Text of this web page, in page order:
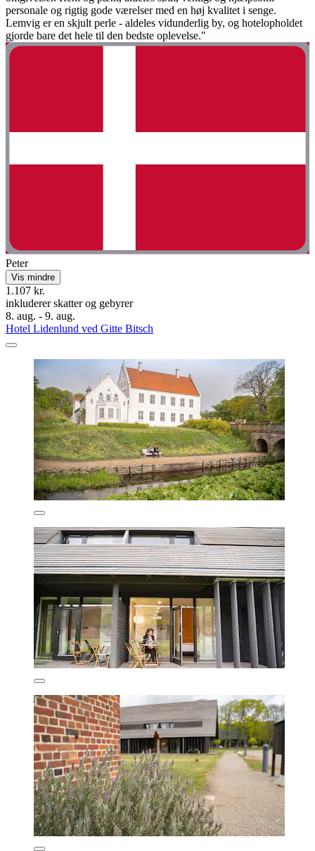
personale og rigtig gode værelser med en høj kvalitet i senge.
Lemvig er en skjult perle - aldeles vidunderlig by, og hotelopholdet
gjorde bare det hele til den bedste oplevelse."
Peter
Vis mindre
1.107 kr.
inkluderer skatter og gebyrer
8. aug. - 9. aug.
Hotel Lidenlund ved Gitte Bitsch